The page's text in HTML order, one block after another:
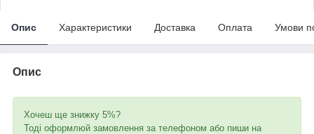
Опис Характеристики Доставка Оплата Умови
Опис
Хочеш ще знижку 5%?
Тоді оформлюй замовлення за телефоном або пиши на